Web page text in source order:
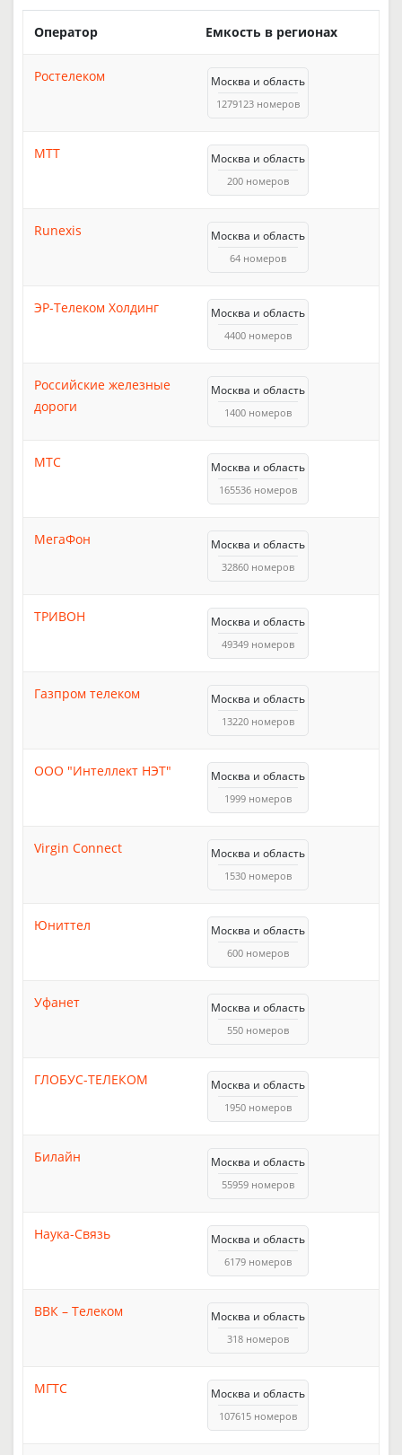
Оператор Емкость в регионах
Ростелеком Москва и область
1279123 номеров
МТТ Москва и область
200 номеров
Runexis Москва и область
64 номеров
ЭР-Телеком Холдинг Москва и область
4400 номеров
Российские железные
дороги
Москва и область
1400 номеров
МТС Москва и область
165536 номеров
МегаФон Москва и область
32860 номеров
ТРИВОН Москва и область
49349 номеров
Газпром телеком Москва и область
13220 номеров
ООО "Интеллект НЭТ" Москва и область
1999 номеров
Virgin Connect Москва и область
1530 номеров
Юниттел Москва и область
600 номеров
Уфанет Москва и область
550 номеров
ГЛОБУС-ТЕЛЕКОМ Москва и область
1950 номеров
Билайн Москва и область
55959 номеров
Наука-Связь Москва и область
6179 номеров
ВВК – Телеком Москва и область
318 номеров
МГТС Москва и область
107615 номеров